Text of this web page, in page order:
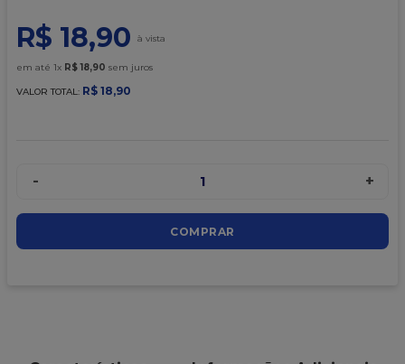
R$ 18,90
em até 1x R$ 18,90 sem juros
VALOR TOTAL: R$ 18,90
- 1 +
COMPRAR
9º
caixa kraft
10º chocolate